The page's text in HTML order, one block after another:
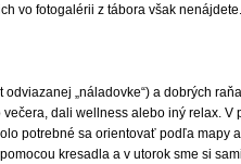
vo fotogalérii z tábora však nenájdete.
„náladovke“) a dobrých
dali wellness alebo iný relax. V
potrebné sa orientovať podľa mapy
kresadla a v utorok sme si